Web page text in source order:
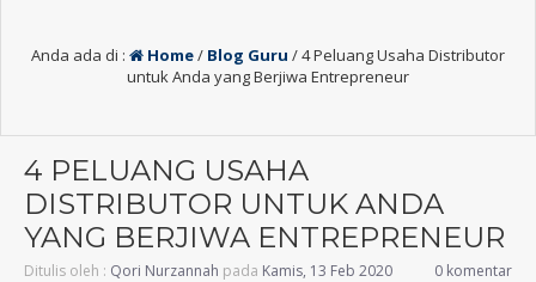
Anda ada di : Home/ Blog Guru /4 Peluang Usaha Dіstrіbutor
untuk Anda yang Berjіwa Entrepreneur
4 PELUANG USAHA
DІSTRІBUTOR UNTUK ANDA
YANG BERJІWA ENTREPRENEUR
Ditulis oleh : Qori Nurzannah pada Kamis, 13 Feb 2020 0 komentar